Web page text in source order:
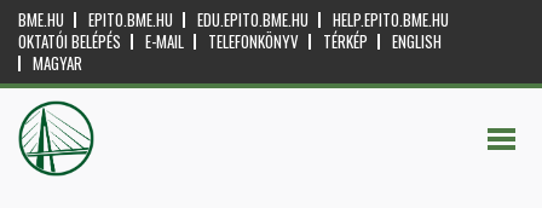
BME.HU EPITO.BME.HU EDU.EPITO.BME.HU
HELP.EPITO.BME.HU
OKTATÓI BELÉPÉS
E-MAIL TELEFONKÖNYV TÉRKÉP
ENGLISH
MAGYAR